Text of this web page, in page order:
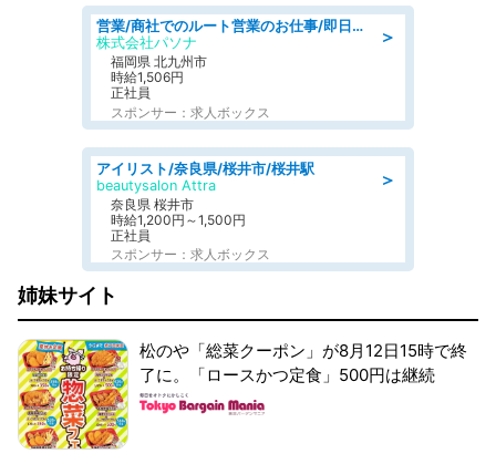
＞
営業/商社でのルート営業のお仕事/即日勤務可/車通勤可/営業
株式会社パソナ
福岡県 北九州市
時給1,506円
正社員
スポンサー：求人ボックス
＞
アイリスト/奈良県/桜井市/桜井駅
beautysalon Attra
奈良県 桜井市
時給1,200円～1,500円
正社員
スポンサー：求人ボックス
姉妹サイト
松のや「総菜クーポン」が8月12日15時で終
了に。「ロースかつ定食」500円は継続